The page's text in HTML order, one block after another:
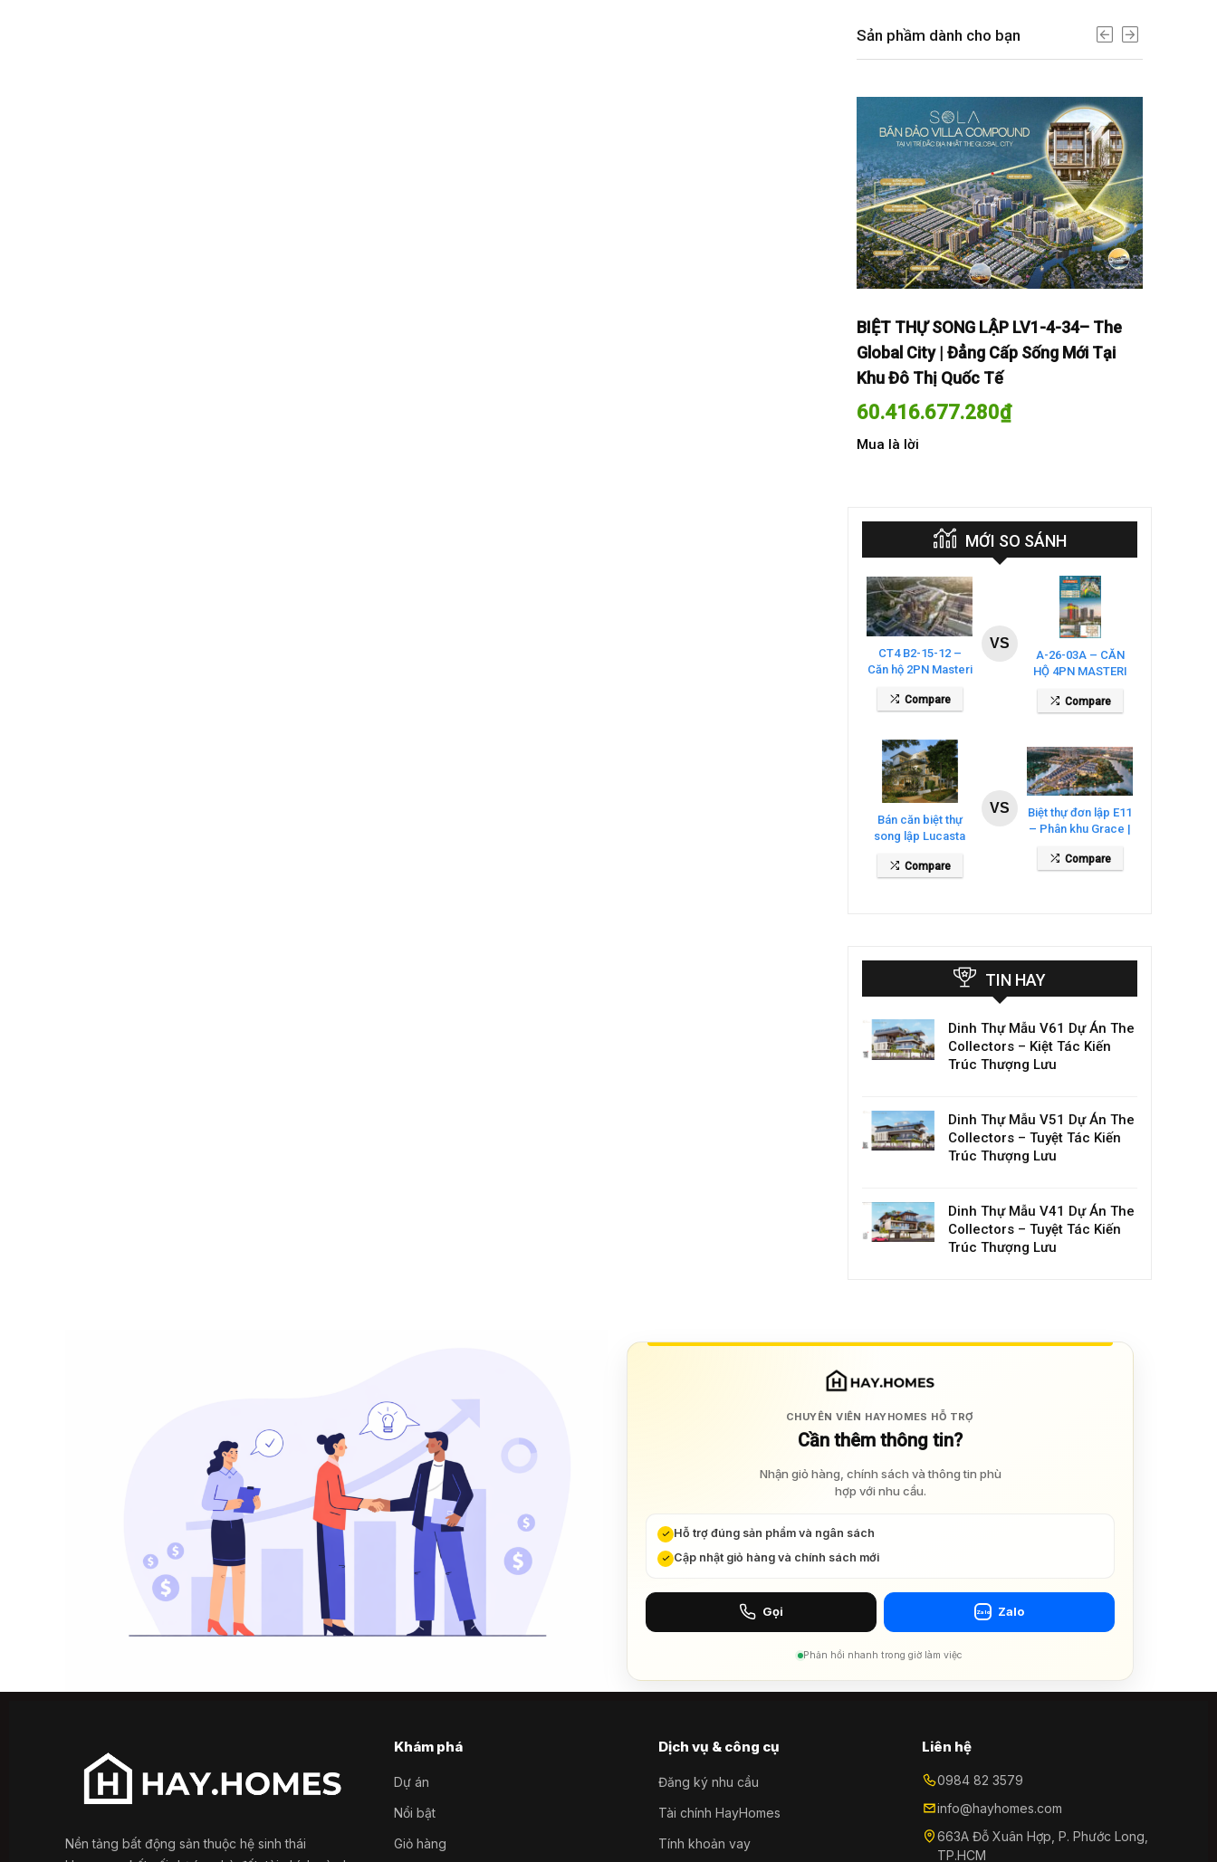
Sản phầm dành cho bạn
BIỆT THỰ SONG LẬP LV1-4-34– The
Global City | Đẳng Cấp Sống Mới Tại
Khu Đô Thị Quốc Tế
60.416.677.280₫
Mua là lời
MỚI SO SÁNH
CT4 B2-15-12 –
Căn hộ 2PN Masteri
Compare
VS
A-26-03A – CĂN
HỘ 4PN MASTERI
COSMO CENTRAL
– THE GLOBAL
Compare
Bán căn biệt thự
song lập Lucasta
Villa – DT 175m2
giá 26 tỷ
Compare
VS
Biệt thự đơn lập E11
– Phân khu Grace |
Waters
Compare
TIN HAY
Dinh Thự Mẫu V61 Dự Án The
Collectors – Kiệt Tác Kiến
Trúc Thượng Lưu
Dinh Thự Mẫu V51 Dự Án The
Collectors – Tuyệt Tác Kiến
Trúc Thượng Lưu
Dinh Thự Mẫu V41 Dự Án The
Collectors – Tuyệt Tác Kiến
Trúc Thượng Lưu
CHUYÊN VIÊN HAYHOMES HỖ TRỢ
Cần thêm thông tin?
Nhận giỏ hàng, chính sách và thông tin phù
hợp với nhu cầu.
Hỗ trợ đúng sản phẩm và ngân sách
Cập nhật giỏ hàng và chính sách mới
Gọi Zalo Zalo
Phản hồi nhanh trong giờ làm việc
Nền tảng bất động sản thuộc hệ sinh thái
Khám phá
Dự án
Nổi bật
Giỏ hàng
Dịch vụ & công cụ
Đăng ký nhu cầu
Tài chính HayHomes
Tính khoản vay
Liên hệ
0984 82 3579
info@hayhomes.com
663A Đỗ Xuân Hợp, P. Phước Long,
TP.HCM